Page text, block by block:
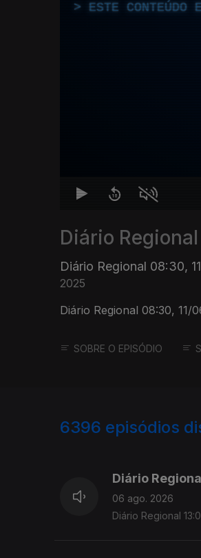
ESTE CONTEÚDO
Diário Regional
Diário Regional 08:30,
2025
Diário Regional 08:30, 11/
SOBRE O EPISÓDIO
6396 episódios
Diário
06 ago. 2026
Diário Regional